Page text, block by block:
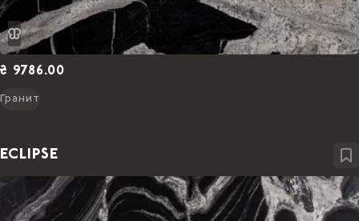
₴ 9786.00
Гранит
ECLIPSE